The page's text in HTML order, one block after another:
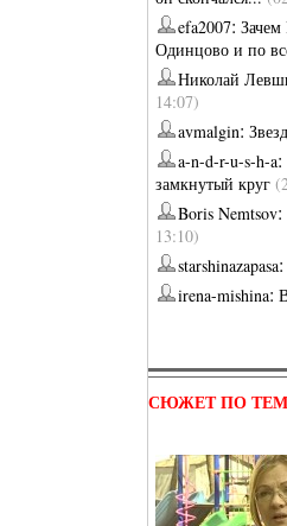
efa2007:
Одинцово и по
Николай
14:07)
avmalgin:
a-n-d-r-u-s-h-a:
замкнутый круг
Boris Nemtsov:
13:10)
starshinazapasa:
irena-mishina:
СЮЖЕТ ПО